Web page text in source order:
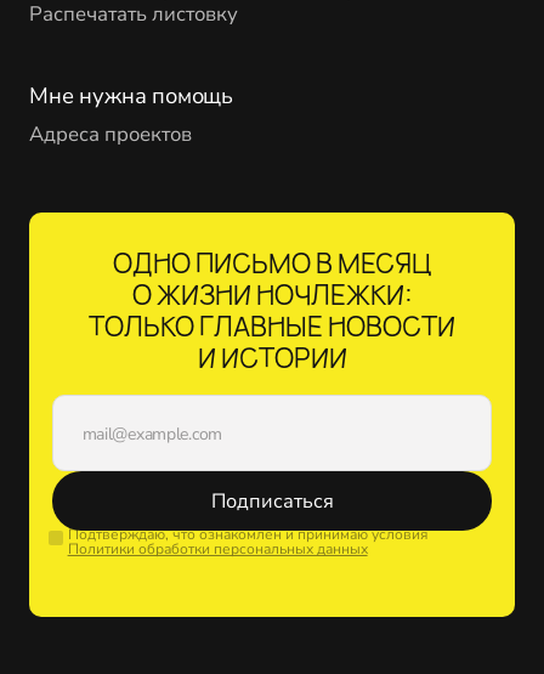
Распечатать листовку
Мне нужна помощь
Адреса проектов
ОДНО ПИСЬМО В МЕСЯЦ
О ЖИЗНИ НОЧЛЕЖКИ:
ТОЛЬКО ГЛАВНЫЕ НОВОСТИ
И ИСТОРИИ
Подписаться
Подтверждаю, что ознакомлен и принимаю условия
Политики обработки персональных данных